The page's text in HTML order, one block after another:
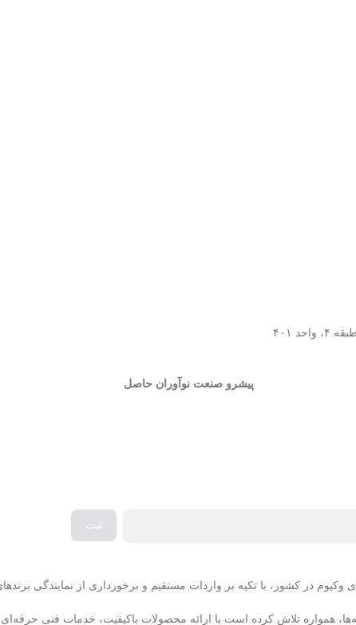
۴۰۱
پیشرو صنعت نوآوران حاصل
در کشور، با تکیه بر واردات مستقیم و برخورداری از نمایندگی
همواره تلاش کرده است با ارائه محصولات باکیفیت، خدمات فنی